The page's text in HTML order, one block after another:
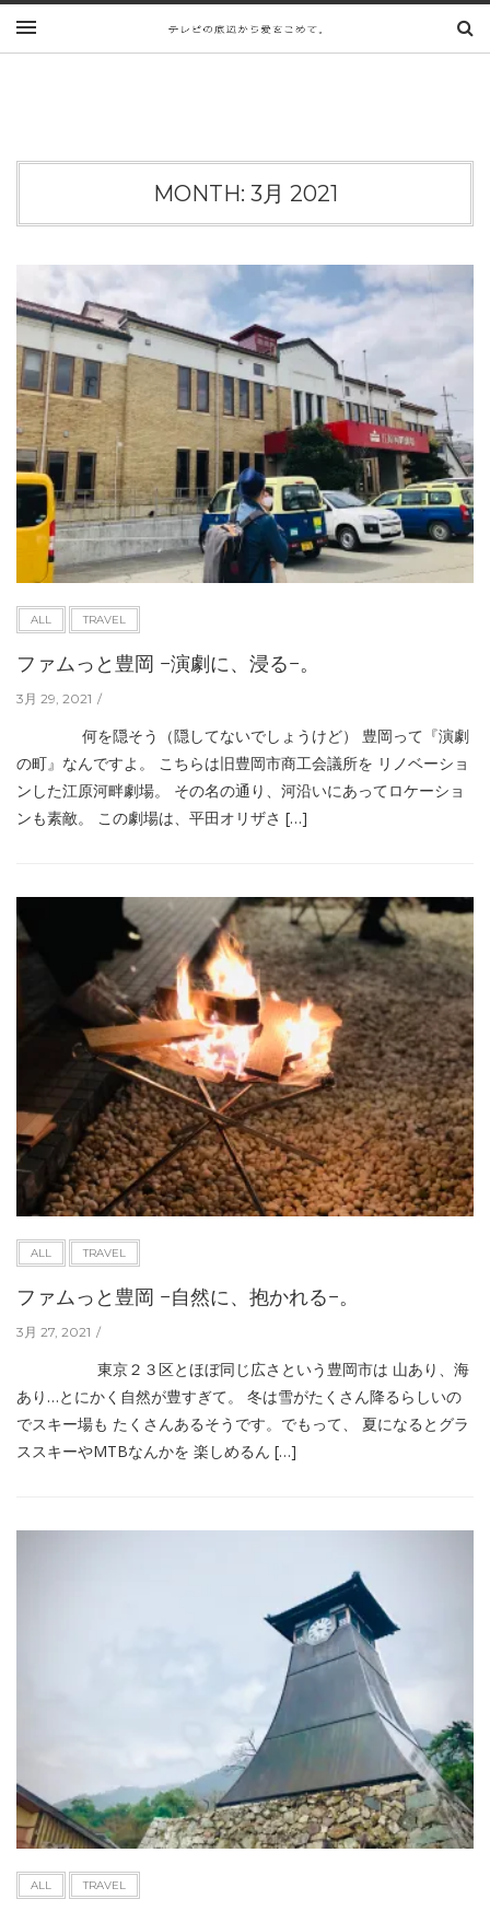
MONTH: 3月 2021
ALL TRAVEL
ファムっと豊岡 −演劇に、浸る−。
3月 29, 2021
何を隠そう（隠してないでしょうけど） 豊岡って『演劇
の町』なんですよ。 こちらは旧豊岡市商工会議所を リノベーショ
ンした江原河畔劇場。 その名の通り、河沿いにあってロケーショ
ンも素敵。 この劇場は、平田オリザさ […]
ALL TRAVEL
ファムっと豊岡 −自然に、抱かれる−。
3月 27, 2021
東京２３区とほぼ同じ広さという豊岡市は 山あり、海
あり…とにかく自然が豊すぎて。 冬は雪がたくさん降るらしいの
でスキー場も たくさんあるそうです。でもって、 夏になるとグラ
ススキーやMTBなんかを 楽しめるん […]
ALL TRAVEL